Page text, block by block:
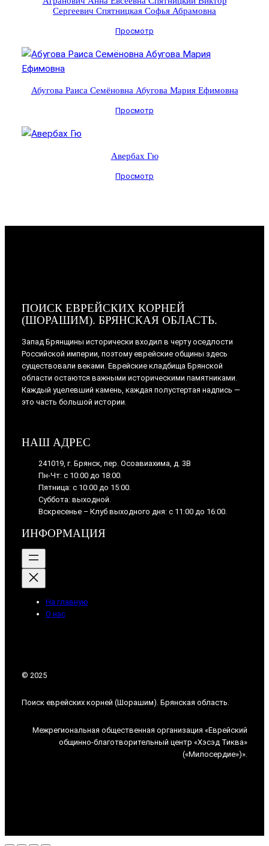
Сергеевич Спятницкая Софья Абрамовна
Просмотр
Абугова Раиса Семёновна Абугова Мария Ефимовна
Просмотр
Авербах Гю
Просмотр
ПОИСК ЕВРЕЙСКИХ КОРНЕЙ
(ШОРАШИМ). БРЯНСКАЯ ОБЛАСТЬ.
Запад Брянщины исторически входил в черту оседлости
Российской империи, поэтому еврейские общины здесь
существовали веками. Еврейские кладбища Брянской
области остаются важными историческими памятниками.
Каждый уцелевший камень, каждая полустертая надпись —
это часть большой истории.
НАШ АДРЕС
241019, г. Брянск, пер. Осоавиахима, д. 3В
Пн-Чт: с 10:00 до 18:00.
Пятница: с 10:00 до 15:00.
Суббота: выходной.
Вскресенье – Клуб выходного дня: с 11:00 до 16:00.
ИНФОРМАЦИЯ
На главную
О нас
© 2025
Поиск еврейских корней (Шорашим). Брянская область.
Межрегиональная общественная организация «Еврейский
общинно-благотворительный центр «Хэсэд Тиква»
(«Милосердие»)».